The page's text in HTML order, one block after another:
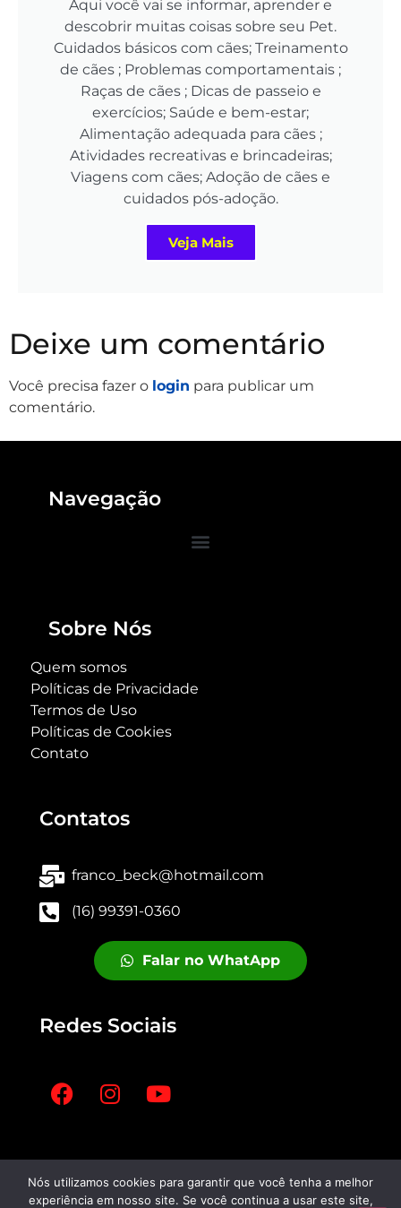
Aqui você vai se informar, aprender e
descobrir muitas coisas sobre seu Pet.
Cuidados básicos com cães; Treinamento
de cães ; Problemas comportamentais ;
Raças de cães ; Dicas de passeio e
exercícios; Saúde e bem-estar;
Alimentação adequada para cães ;
Atividades recreativas e brincadeiras;
Viagens com cães; Adoção de cães e
cuidados pós-adoção.
Veja Mais
Deixe um comentário
Você precisa fazer o login para publicar um
comentário.
Navegação
Sobre Nós
Quem somos
Políticas de Privacidade
Termos de Uso
Políticas de Cookies
Contato
Contatos
franco_beck@hotmail.com
(16) 99391-0360
Falar no WhatApp
Redes Sociais
fbeck.com.br © 2023 Todos os
Nós utilizamos cookies para garantir que você tenha a melhor
experiência em nosso site. Se você continua a usar este site,